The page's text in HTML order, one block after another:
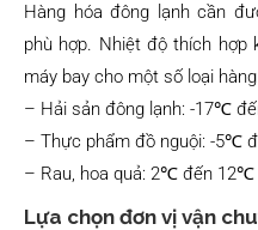
Hàng hóa đông lạnh cần
phù hợp. Nhiệt độ thích hợp
máy bay cho một số loại
– Hải sản đông lạnh: -17℃
– Thực phẩm đồ nguội: -5℃
– Rau, hoa quả: 2℃ đến 12℃
Lựa chọn đơn vị vận